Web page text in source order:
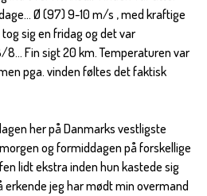
Ø (97) 9-10 m/s , med kraftige
sig en fridag og det var
Fin sigt 20 km. Temperaturen var
pga. vinden føltes det faktisk
her på Danmarks vestligste
og formiddagen på forskellige
lidt ekstra inden hun kastede sig
erkende jeg har mødt min overmand